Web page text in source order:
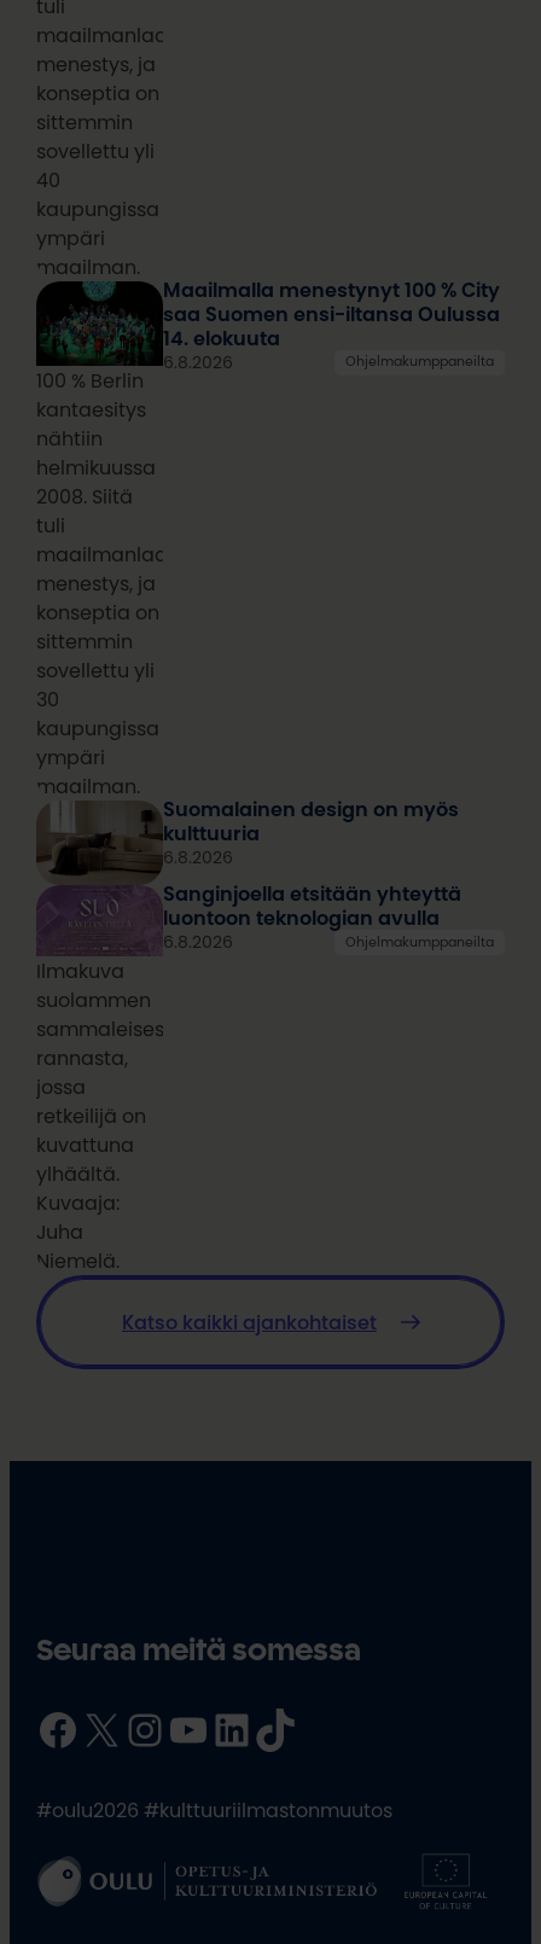
tuli
maailmanlaajuinen
menestys, ja
konseptia on
sittemmin
sovellettu yli
40
kaupungissa
ympäri
maailman.
100 % Berlin
kantaesitys
nähtiin
helmikuussa
2008. Siitä
tuli
maailmanlaajuinen
menestys, ja
konseptia on
sittemmin
sovellettu yli
30
kaupungissa
ympäri
maailman.
Maailmalla menestynyt 100 % City
saa Suomen ensi-iltansa Oulussa
14. elokuuta
6.8.2026 Ohjelmakumppaneilta
Suomalainen design on myös
kulttuuria
6.8.2026
Ilmakuva
suolammen
sammaleisesta
rannasta,
jossa
retkeilijä on
kuvattuna
ylhäältä.
Kuvaaja:
Juha
Niemelä.
Sanginjoella etsitään yhteyttä
luontoon teknologian avulla
6.8.2026 Ohjelmakumppaneilta
Katso kaikki ajankohtaiset
Seuraa meitä somessa
Facebook X InstagramYouTube LinkedIn TikTok
#oulu2026 #kulttuuriilmastonmuutos